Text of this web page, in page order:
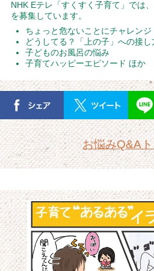
NHK Eテレ「すくすく子育て」では
を募集しています。
ちょっと危ないことにチャレンジ
どうしてる？「上の子」への接し
子どものお風呂の悩み
子育てハッピーエピソード ほか
お悩みQ&A